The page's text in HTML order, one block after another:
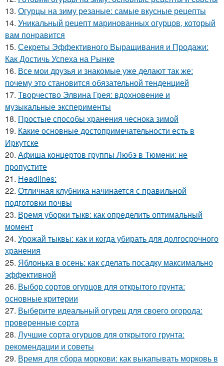
13. Огурцы на зиму резаные: самые вкусные рецепты
14. Уникальный рецепт маринованных огурцов, который
вам понравится
15. Секреты Эффективного Выращивания и Продажи:
Как Достичь Успеха на Рынке
16. Все мои друзья и знакомые уже делают так же:
почему это становится обязательной тенденцией
17. Творчество Элвина Грея: вдохновение и
музыкальные эксперименты
18. Простые способы хранения чеснока зимой
19. Какие основные достопримечательности есть в
Иркутске
20. Афиша концертов группы Любэ в Тюмени: не
пропустите
21. Headlines:
22. Отличная клубника начинается с правильной
подготовки почвы
23. Время уборки тыкв: как определить оптимальный
момент
24. Урожай тыквы: как и когда убирать для долгосрочного
хранения
25. Яблонька в осень: как сделать посадку максимально
эффективной
26. Выбор сортов огурцов для открытого грунта:
основные критерии
27. Выберите идеальный огурец для своего огорода:
проверенные сорта
28. Лучшие сорта огурцов для открытого грунта:
рекомендации и советы
29. Время для сбора моркови: как выкапывать морковь в